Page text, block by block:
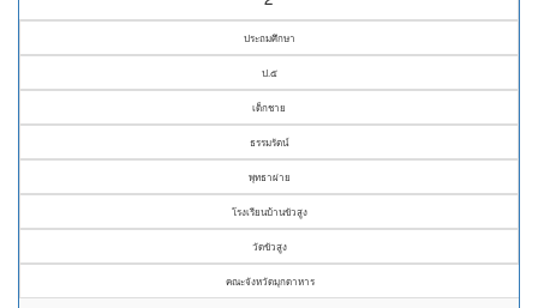
ประถมศึกษา
ป.๕
เด็กชาย
ธรรมรัตน์
พุทธาผ่าย
โรงเรียนบ้านขัวสูง
วัดขัวสูง
คณะจังหวัดมุกดาหาร